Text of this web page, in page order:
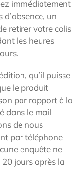
immédiatement
un
retirer votre colis
les heures
qu’il puisse
le produit
par rapport à la
dans le mail
de nous
par téléphone
enquête ne
jours après la